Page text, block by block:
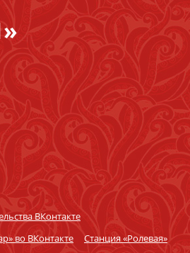
ВКонтакте
во ВКонтакте
Станция «Ролевая»